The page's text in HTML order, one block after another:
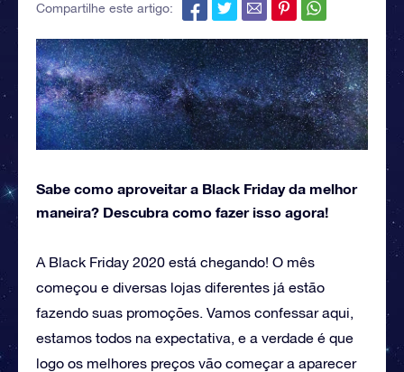
Compartilhe este artigo:
Sabe como aproveitar a Black Friday da melhor
maneira? Descubra como fazer isso agora!
A Black Friday 2020 está chegando! O mês
começou e diversas lojas diferentes já estão
fazendo suas promoções. Vamos confessar aqui,
estamos todos na expectativa, e a verdade é que
logo os melhores preços vão começar a aparecer